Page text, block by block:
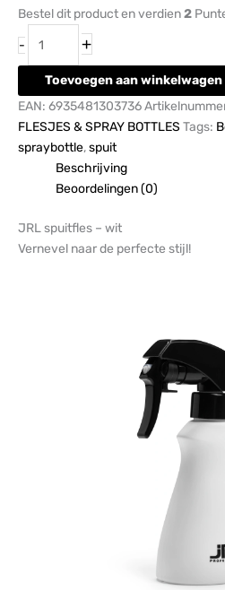
Bestel dit product en verdien2
- +
Toevoegen aan winkelwagen
EAN: 6935481303736
FLESJES & SPRAY BOTTLES Tags:
spraybottle,spuit
Beschrijving
Beoordelingen (0)
JRL spuitfles – wit
Vernevel naar de perfecte stijl!